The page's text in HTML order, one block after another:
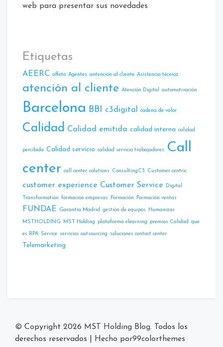
web para presentar sus novedades
Etiquetas
AEERC affeto Agentes antención al cliente Asistencia técnica
atención al cliente Atencíón Digital automotivación
Barcelona BBI c3digital cadena de valor
Calidad Calidad emitida calidad interna calidad
percibida Calidad servicio calidad servicio trabajadores
Call
center call center solutions ConsultingC3 Customer centric
customer experience Customer Service Digital
Transformation formacion empresas Formación Formación ventas
FUNDAE Garantía Madrid gestión de equipos Humanizar
MSTHOLDING MST Holding plataforma elearning premios Calidad que
es RPA Service servicios outsourcing soluciones contact center
Telemarketing
© Copyright 2026 MST Holding Blog. Todos los
derechos reservados
Hecho por99colorthemes